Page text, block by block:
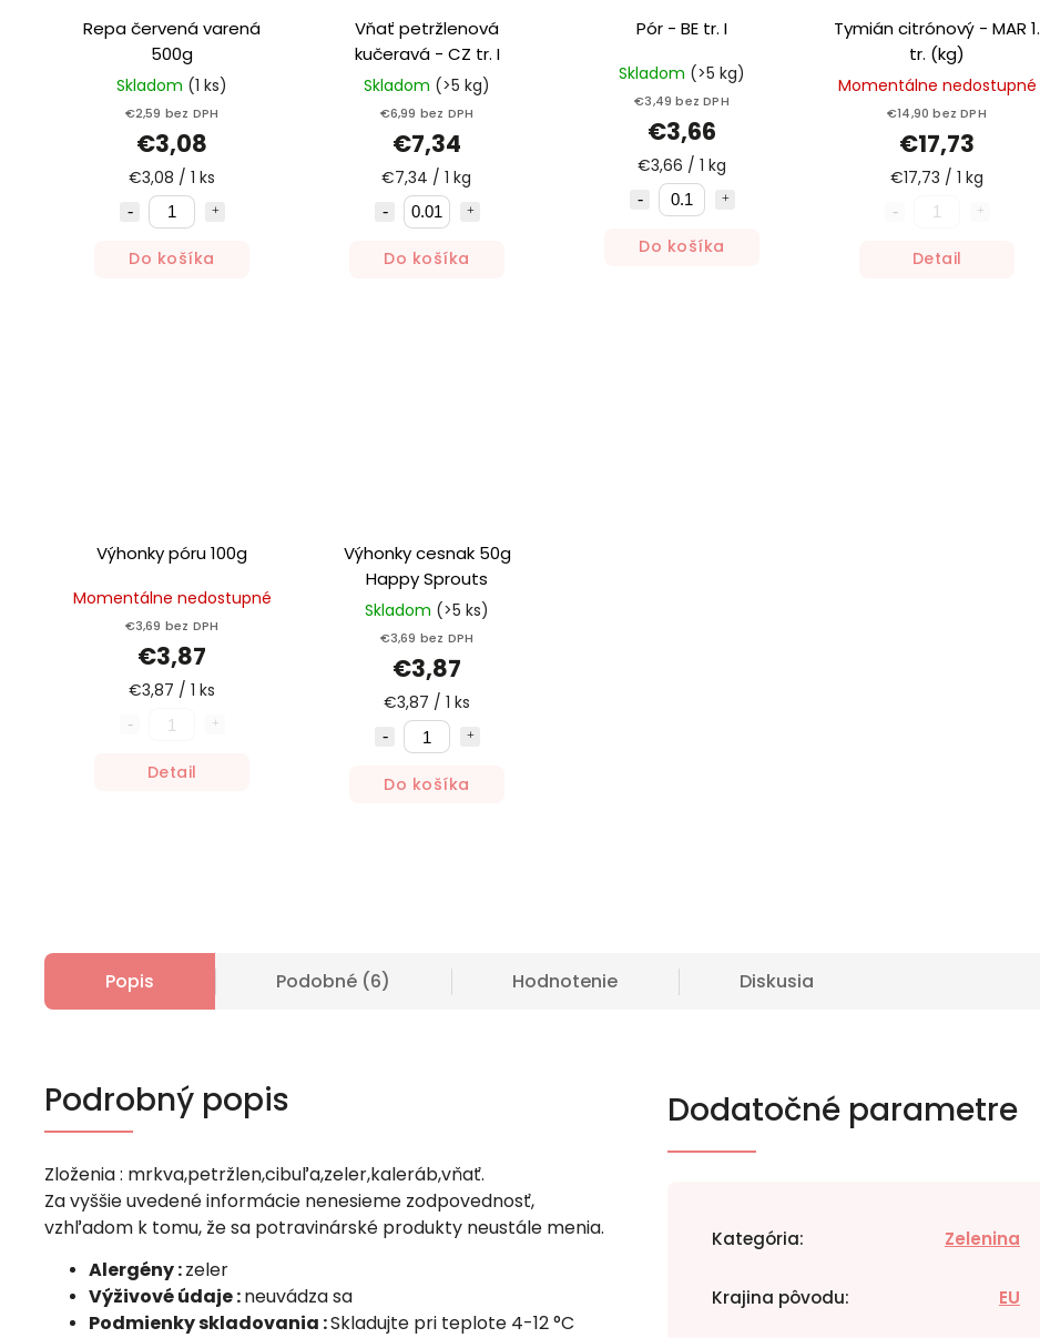
Repa červená varená
500g
Skladom (1 ks)
€2,59 bez DPH
€3,08
€3,08 / 1 ks
Do košíka
Vňať petržlenová
kučeravá - CZ tr. I
Skladom (>5 kg)
€6,99 bez DPH
€7,34
€7,34 / 1 kg
Do košíka
Pór - BE tr. I
Skladom (>5 kg)
€3,49 bez DPH
€3,66
€3,66 / 1 kg
Do košíka
Tymián citrónový - MAR 1.
tr. (kg)
Momentálne nedostupné
€14,90 bez DPH
€17,73
€17,73 / 1 kg
Detail
Výhonky póru 100g
Momentálne nedostupné
€3,69 bez DPH
€3,87
€3,87 / 1 ks
Detail
Výhonky cesnak 50g
Happy Sprouts
Skladom (>5 ks)
€3,69 bez DPH
€3,87
€3,87 / 1 ks
Do košíka
Popis Podobné (6) Hodnotenie Diskusia
Podrobný popis
Zloženia : mrkva,petržlen,cibuľa,zeler,kaleráb,vňať.
Za vyššie uvedené informácie nenesieme zodpovednosť,
vzhľadom k tomu, že sa potravinárské produkty neustále menia.
Alergény :zeler
Výživové údaje :neuvádza sa
Podmienky skladovania :Skladujte pri teplote 4-12 °C
Dodatočné parametre
Kategória: Zelenina
Krajina pôvodu: EU